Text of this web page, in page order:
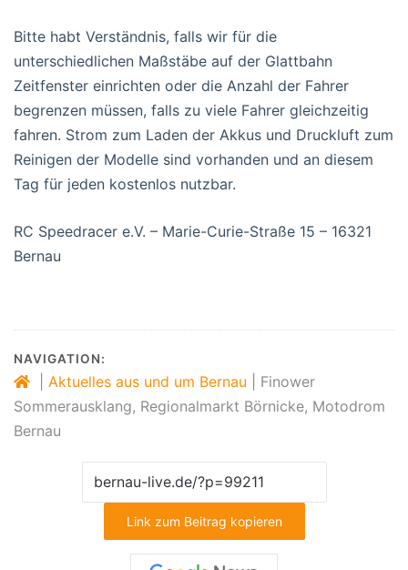
Bitte habt Verständnis, falls wir für die
unterschiedlichen Maßstäbe auf der Glattbahn
Zeitfenster einrichten oder die Anzahl der Fahrer
begrenzen müssen, falls zu viele Fahrer gleichzeitig
fahren. Strom zum Laden der Akkus und Druckluft zum
Reinigen der Modelle sind vorhanden und an diesem
Tag für jeden kostenlos nutzbar.
RC Speedracer e.V. – Marie-Curie-Straße 15 – 16321
Bernau
NAVIGATION:
Aktuelles aus und um Bernau
Finower
Sommerausklang, Regionalmarkt Börnicke, Motodrom
Bernau
Link zum Beitrag kopieren